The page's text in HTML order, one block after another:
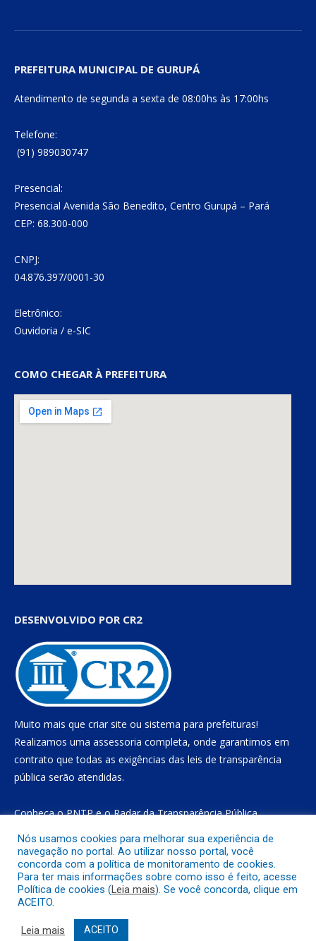
PREFEITURA MUNICIPAL DE GURUPÁ
Atendimento de segunda a sexta de 08:00hs às 17:00hs
Telefone:
(91) 989030747
Presencial:
Presencial Avenida São Benedito, Centro Gurupá – Pará
CEP: 68.300-000
CNPJ:
04.876.397/0001-30
Eletrônico:
Ouvidoria / e-SIC
COMO CHEGAR À PREFEITURA
DESENVOLVIDO POR CR2
Muito mais que criar site ou sistema para prefeituras!
Realizamos uma assessoria completa, onde garantimos em
contrato que todas as exigências das leis de transparência
pública serão atendidas.
Conheça oPNTPe oRadar da Transparência Pública
Todos os direitos reservados a Prefeitura Municipal de Gurupá
Mapa do Site
Acessar o Webmail
Nós usamos cookies para melhorar sua experiência de
navegação no portal. Ao utilizar nosso portal, você
concorda com a política de monitoramento de cookies.
Para ter mais informações sobre como isso é feito, acesse
Política de cookies (Leia mais). Se você concorda, clique em
ACEITO.
Leia mais ACEITO